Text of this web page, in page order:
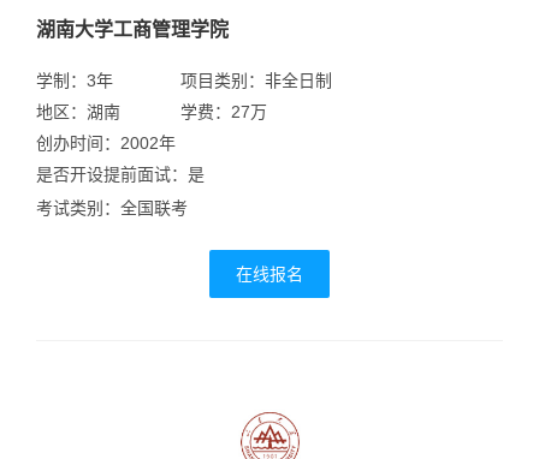
湖南大学工商管理学院
学制：3年
地区：湖南
项目类别：非全日制
学费：27万
创办时间：2002年
是否开设提前面试：是
考试类别：全国联考
在线报名